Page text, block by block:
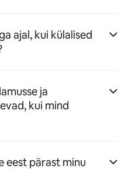
ajal, kui külalised
ja
kui mind
eest pärast minu